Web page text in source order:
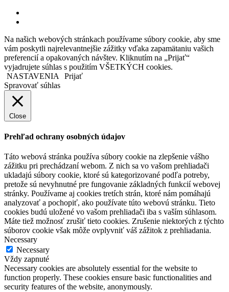
Na našich webových stránkach používame súbory cookie, aby sme
vám poskytli najrelevantnejšie zážitky vďaka zapamätaniu vašich
preferencií a opakovaných návštev. Kliknutím na „Prijať“
vyjadrujete súhlas s použitím VŠETKÝCH cookies.
NASTAVENIA
Prijať
Spravovať súhlas
Close
Prehľad ochrany osobných údajov
Táto webová stránka používa súbory cookie na zlepšenie vášho
zážitku pri prechádzaní webom. Z nich sa vo vašom prehliadači
ukladajú súbory cookie, ktoré sú kategorizované podľa potreby,
pretože sú nevyhnutné pre fungovanie základných funkcií webovej
stránky. Používame aj cookies tretích strán, ktoré nám pomáhajú
analyzovať a pochopiť, ako používate túto webovú stránku. Tieto
cookies budú uložené vo vašom prehliadači iba s vaším súhlasom.
Máte tiež možnosť zrušiť tieto cookies. Zrušenie niektorých z týchto
súborov cookie však môže ovplyvniť váš zážitok z prehliadania.
Necessary
Necessary
Vždy zapnuté
Necessary cookies are absolutely essential for the website to
function properly. These cookies ensure basic functionalities and
security features of the website, anonymously.